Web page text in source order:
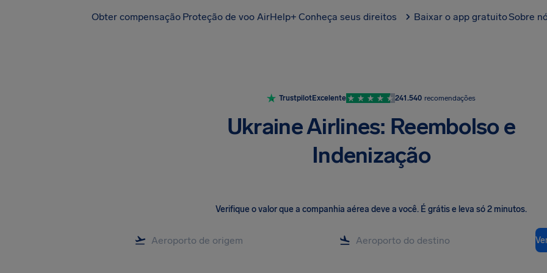
Obter compensação Proteção de voo AirHelp+ Conheça seus direitos Baixar o app gratuitoSobre
TrustpilotExcelente 241.540 recomendações
Ukraine Airlines: Reembolso e
Indenização
Verifique o valor que a companhia aérea deve a você. É grátis e leva só 2 minutos.